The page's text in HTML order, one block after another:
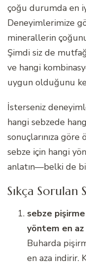
çoğu durumda en
Deneyimlerimize
minerallerin
Şimdi siz de
ve hangi
uygun olduğunu
İsterseniz
hangi sebzede
sonuçlarınıza
sebze için hangi
anlatın—belki de
Sıkça Sorulan
sebze
yöntem en az
Buharda
en aza indirir.